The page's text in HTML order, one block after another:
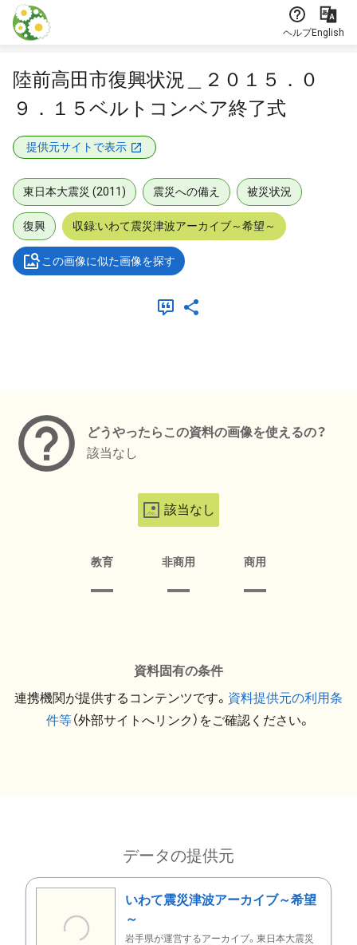
本文に飛ぶ
ヘルプEnglish
陸前高田市復興状況＿２０１５．０
９．１５ベルトコンベア終了式
提供元サイトで表示
東日本大震災 (2011) 震災への備え 被災状況
復興 収録:いわて震災津波アーカイブ～希望～
この画像に似た画像を探す
どうやったらこの資料の画像を使えるの？
該当なし
該当なし
教育 非商用 商用
資料固有の条件
連携機関が提供するコンテンツです。 資料提供元の利用条
件等（外部サイトへリンク）をご確認ください。
データの提供元
いわて震災津波アーカイブ～希望
～
岩手県が運営するアーカイブ。東日本大震災